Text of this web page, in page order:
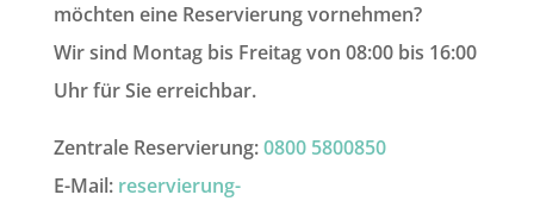
möchten eine Reservierung vornehmen?
Wir sind Montag bis Freitag von 08:00 bis 16:00
Uhr für Sie erreichbar.
Zentrale Reservierung:0800 5800850
E-Mail: reservierung-